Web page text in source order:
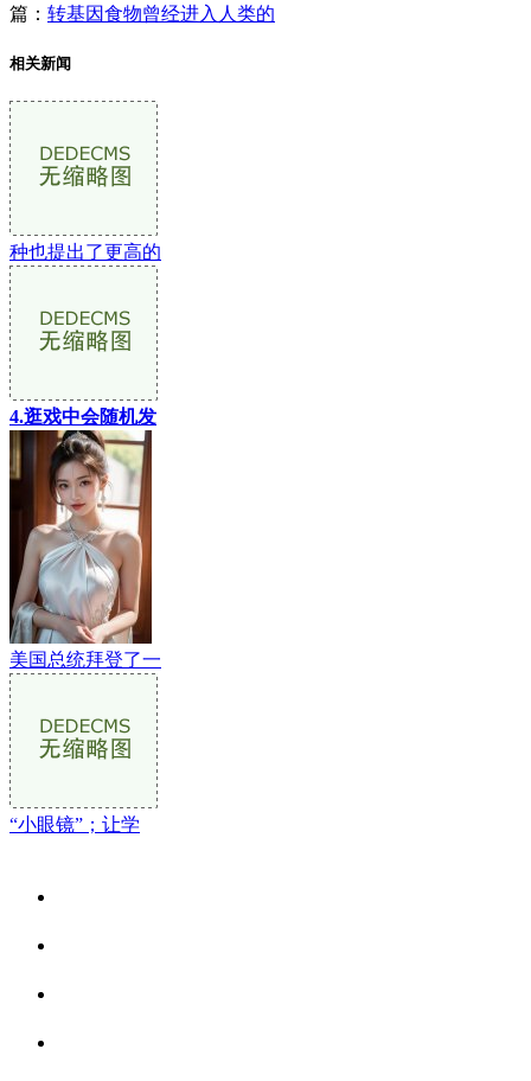
篇： 转基因食物曾经进入人类的
相关新闻
种也提出了更高的
4.逛戏中会随机发
美国总统拜登了一
“小眼镜”；让学